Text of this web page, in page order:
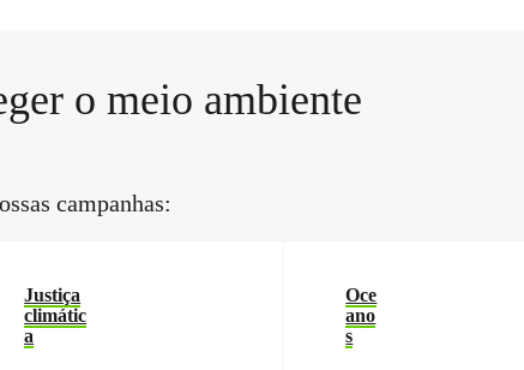
o meio ambiente
campanhas:
Justiça
climátic
a
Oce
ano
s